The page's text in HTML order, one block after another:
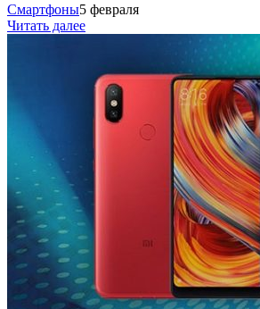
Смартфоны5 февраля
Читать далее